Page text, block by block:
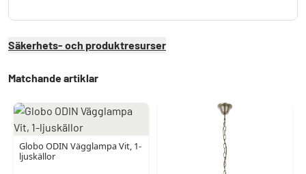
Säkerhets- och produktresurser
Matchande artiklar
Globo ODIN Vägglampa Vit, 1-
ljuskällor